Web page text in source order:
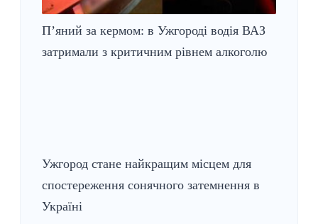
П’яний за кермом: в Ужгороді водія ВАЗ
затримали з критичним рівнем алкоголю
Ужгород стане найкращим місцем для
спостереження сонячного затемнення в
Україні